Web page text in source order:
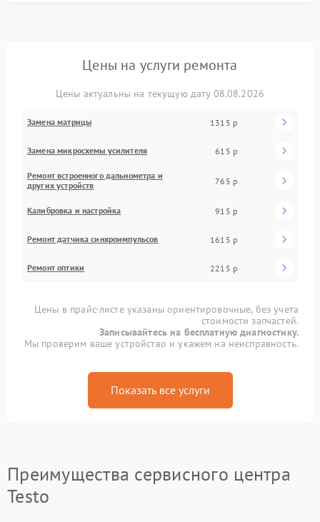
Цены на услуги ремонта
Цены актуальны на текущую дату 08.08.2026
Замена матрицы 1315 р
Замена микросхемы усилителя 615 р
Ремонт встроенного дальнометра и
других устройств
765 р
Калибровка и настройка 915 р
Ремонт датчика синхроимпульсов 1615 р
Ремонт оптики 2215 р
Цены в прайс-листе указаны ориентировочные, без учета
стоимости запчастей.
Записывайтесь на бесплатную диагностику.
Мы проверим ваше устройство и укажем на неисправность.
Показать все услуги
Преимущества сервисного центра
Testo